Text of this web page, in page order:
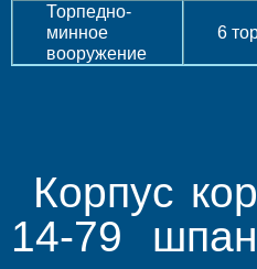
Торпедно-
минное
вооружение
6
Корпус
14-79